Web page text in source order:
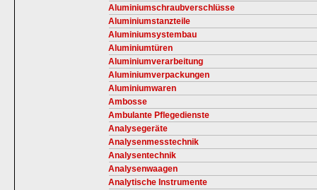
Aluminiumschraubverschlüsse
Aluminiumstanzteile
Aluminiumsystembau
Aluminiumtüren
Aluminiumverarbeitung
Aluminiumverpackungen
Aluminiumwaren
Ambosse
Ambulante Pflegedienste
Analysegeräte
Analysenmesstechnik
Analysentechnik
Analysenwaagen
Analytische Instrumente